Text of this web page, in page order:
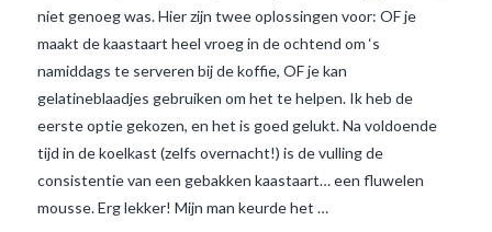
niet genoeg was. Hier zijn twee oplossingen voor: OF je
maakt de kaastaart heel vroeg in de ochtend om ‘s
namiddags te serveren bij de koffie, OF je kan
gelatineblaadjes gebruiken om het te helpen. Ik heb de
eerste optie gekozen, en het is goed gelukt. Na voldoende
tijd in de koelkast (zelfs overnacht!) is de vulling de
consistentie van een gebakken kaastaart… een fluwelen
mousse. Erg lekker! Mijn man keurde het …